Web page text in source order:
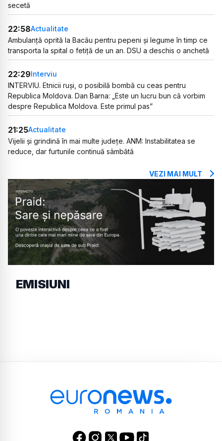
secetă
22:58Actualitate
Ambulanță oprită la Bacău pentru pepeni și legume în timp ce
transporta la spital o fetiță de un an. DSU a deschis o anchetă
22:29Interviu
INTERVIU. Etnicii ruși, o posibilă bombă cu ceas pentru
Republica Moldova. Dan Barna: „Este un lucru bun că vorbim
despre Republica Moldova. Este primul pas”
21:25Actualitate
Vijelii și grindină în mai multe județe. ANM: Instabilitatea se
reduce, dar furtunile continuă sâmbătă
VEZI MAI MULT
EMISIUNI